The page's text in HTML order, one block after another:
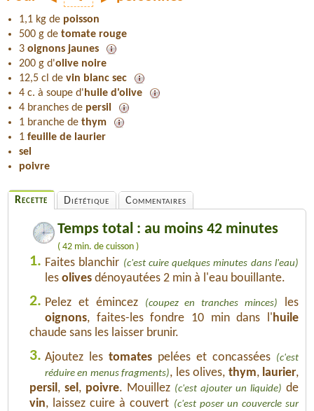
1,1 kg de poisson
500 g de tomate rouge
3 oignons jaunes
200 g d'olive noire
12,5 cl de vin blanc sec
4 c. à soupe d' huile d'olive
4 branches de persil
1 branche de thym
1 feuille de laurier
sel
poivre
Recette Diététique Commentaires
Temps total : au moins 42 minutes
( 42 min. de cuisson )
1. Faites blanchir (c'est cuire quelques minutes dans l'eau)
les olives dénoyautées 2 min à l'eau bouillante.
2. Pelez et émincez (coupez en tranches minces)
les
oignons, faites-les fondre 10 min dans l' huile
chaude sans les laisser brunir.
3. Ajoutez les tomates pelées et concassées (c'est
réduire en menus fragments), les olives, thym, laurier,
persil , sel , poivre. Mouillez (c'est ajouter un liquide) de
vin, laissez cuire à couvert (c'est poser un couvercle sur